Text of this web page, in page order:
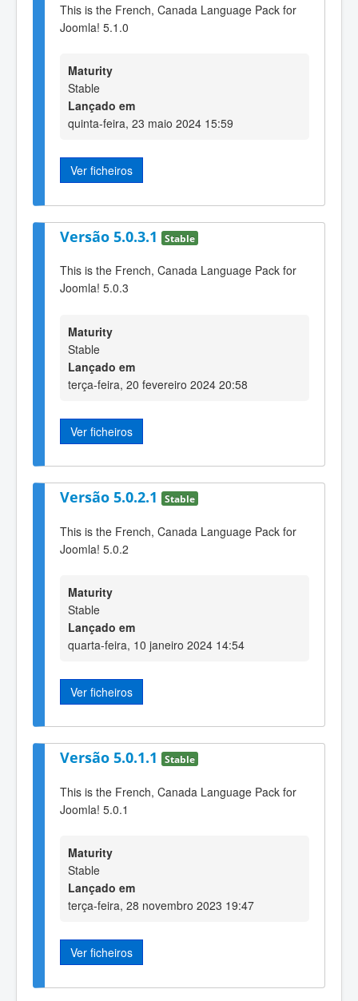
This is the French, Canada Language Pack for
Joomla! 5.1.0
Maturity
Stable
Lançado em
quinta-feira, 23 maio 2024 15:59
Ver ficheiros
Versão 5.0.3.1 Stable
This is the French, Canada Language Pack for
Joomla! 5.0.3
Maturity
Stable
Lançado em
terça-feira, 20 fevereiro 2024 20:58
Ver ficheiros
Versão 5.0.2.1 Stable
This is the French, Canada Language Pack for
Joomla! 5.0.2
Maturity
Stable
Lançado em
quarta-feira, 10 janeiro 2024 14:54
Ver ficheiros
Versão 5.0.1.1 Stable
This is the French, Canada Language Pack for
Joomla! 5.0.1
Maturity
Stable
Lançado em
terça-feira, 28 novembro 2023 19:47
Ver ficheiros